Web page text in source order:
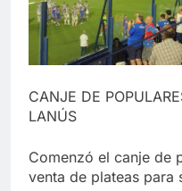
CANJE DE
LANÚS
Comenzó el canje de
venta de plateas para